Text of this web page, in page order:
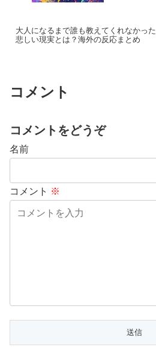
大人になるまで誰も教えてくれなかった
悲しい現実とは？海外の反応まとめ
コメント
コメントをどうぞ
名前
コメント ※